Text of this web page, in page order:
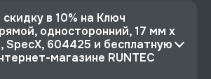
в 10% на Ключ
односторонний, 17 мм х
SpecX, 604425 и бесплатную
магазине RUNTEC